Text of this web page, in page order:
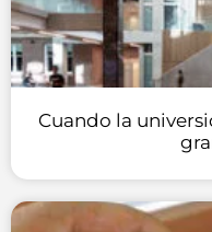
Cuando la